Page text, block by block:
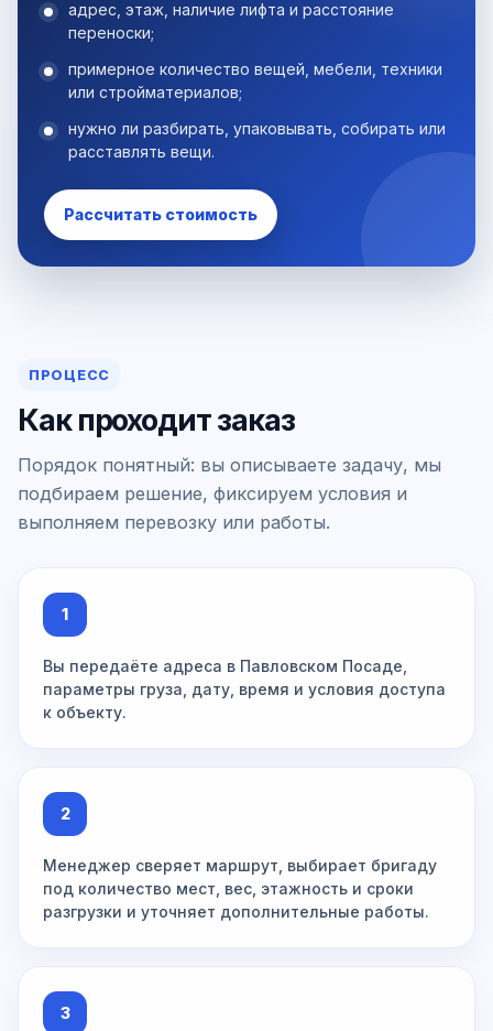
адрес, этаж, наличие лифта и расстояние
переноски;
примерное количество вещей, мебели, техники
или стройматериалов;
нужно ли разбирать, упаковывать, собирать или
расставлять вещи.
Рассчитать стоимость
ПРОЦЕСС
Как проходит заказ
Порядок понятный: вы описываете задачу, мы
подбираем решение, фиксируем условия и
выполняем перевозку или работы.
1
Вы передаёте адреса в Павловском Посаде,
параметры груза, дату, время и условия доступа
к объекту.
2
Менеджер сверяет маршрут, выбирает бригаду
под количество мест, вес, этажность и сроки
разгрузки и уточняет дополнительные работы.
3